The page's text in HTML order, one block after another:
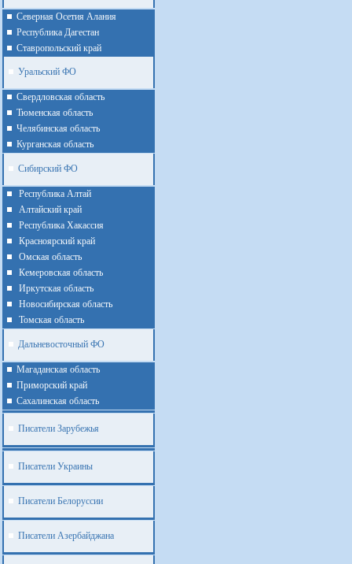
Северная Осетия Алания
Республика Дагестан
Ставропольский край
Уральский ФО
Cвердловская область
Тюменская область
Челябинская область
Курганская область
Сибирский ФО
Республика Алтай
Алтайcкий край
Республика Хакассия
Красноярский край
Омская область
Кемеровская область
Иркутская область
Новосибирская область
Томская область
Дальневосточный ФО
Магаданская область
Приморский край
Cахалинская область
Писатели Зарубежья
Писатели Украины
Писатели Белоруссии
Писатели Азербайджана